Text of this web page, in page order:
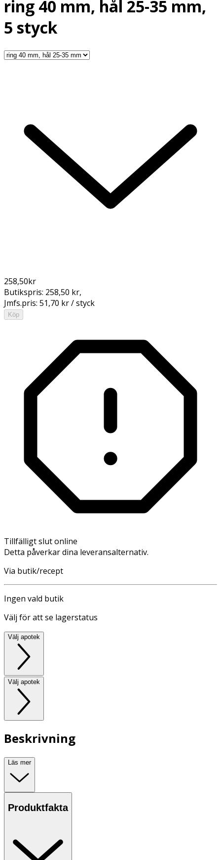
ring 40 mm, hål 25-35 mm,
5 styck
258,50kr
Butikspris: 258,50 kr,
Jmfs.pris: 51,70 kr / styck
Köp
Tillfälligt slut online
Detta påverkar dina leveransalternativ.
Via butik/recept
Ingen vald butik
Välj för att se lagerstatus
Välj apotek
Välj apotek
Beskrivning
Läs mer
Produktfakta